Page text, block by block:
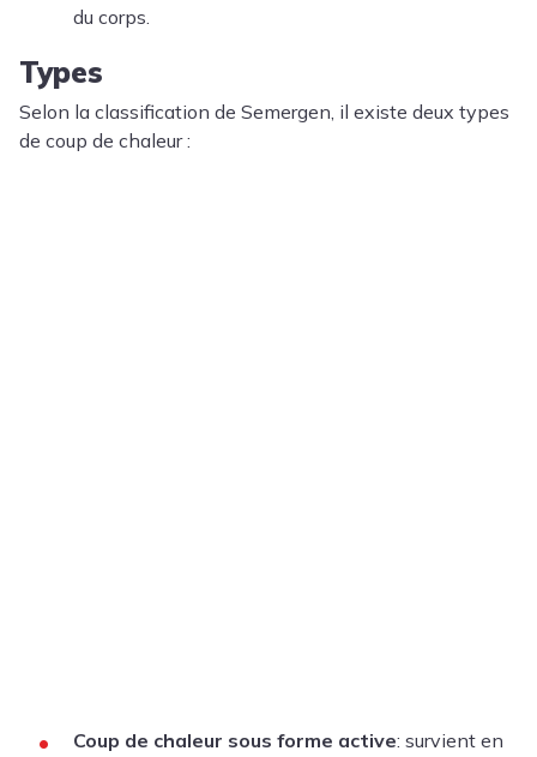
du corps.
Types
Selon la classification de Semergen, il existe deux types
de coup de chaleur :
Coup de chaleur sous forme active: survient en